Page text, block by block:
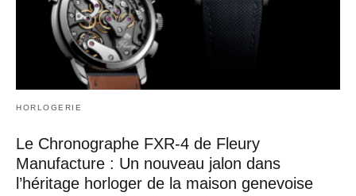
HORLOGERIE
Le Chronographe FXR-4 de Fleury
Manufacture : Un nouveau jalon dans
l’héritage horloger de la maison genevoise